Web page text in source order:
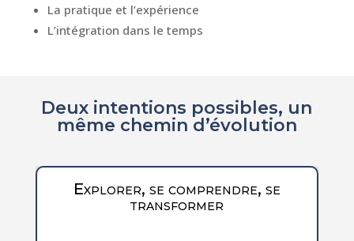
La pratique et l’expérience
L’intégration dans le temps
Deux intentions possibles, un
même chemin d’évolution
Explorer, se comprendre, se
transformer